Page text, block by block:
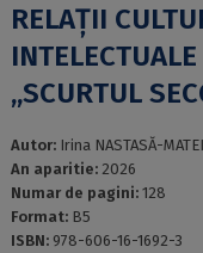
RELAȚII
„SCURTUL
Autor: Irina NASTASĂ-MATEI
An aparitie: 2026
Numar de pagini: 128
Format: B5
ISBN: 978-606-16-1692-3